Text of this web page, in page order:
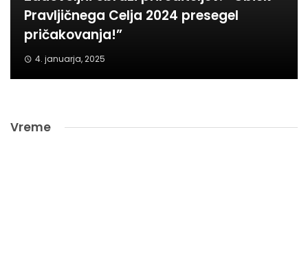
Pravljičnega Celja 2024 presegel
pričakovanja!”
4. januarja, 2025
Vreme